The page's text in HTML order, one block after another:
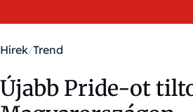
Hírek Trend
Újabb Pride-ot